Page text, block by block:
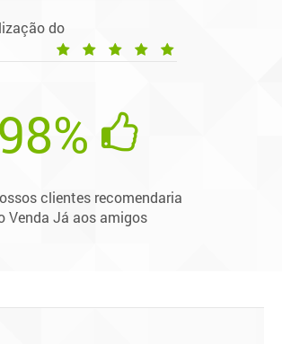
do
98%
clientes recomendaria
Venda Já aos amigos